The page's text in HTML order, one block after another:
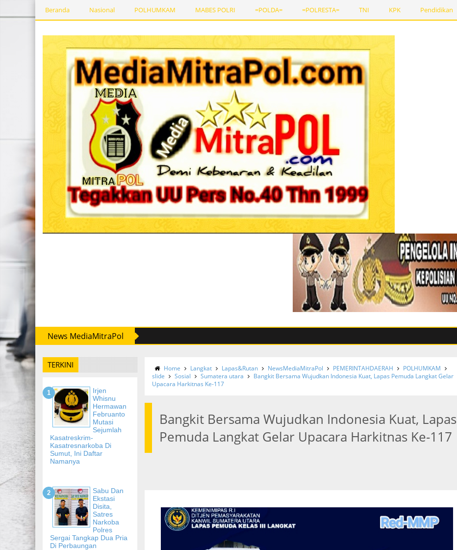
Beranda Nasional POLHUMKAM MABES POLRI =POLDA= =POLRESTA= TNI KPK Pendidikan
News MediaMitraPol
TERKINI
Irjen
Whisnu
Hermawan
Februanto
Mutasi
Sejumlah
Kasatreskrim-
Kasatresnarkoba Di
Sumut, Ini Daftar
Namanya
Sabu Dan
Ekstasi
Disita,
Satres
Narkoba
Polres
Sergai Tangkap Dua Pria
Di Perbaungan
Home Langkat Lapas&Rutan NewsMediaMitraPol PEMERINTAHDAERAH
POLHUMKAM
slide
Sosial Sumatera utara
Bangkit Bersama Wujudkan Indonesia Kuat, Lapas Pemuda Langkat Gelar
Upacara Harkitnas Ke-117
Bangkit Bersama Wujudkan Indonesia Kuat, Lapas
Pemuda Langkat Gelar Upacara Harkitnas Ke-117